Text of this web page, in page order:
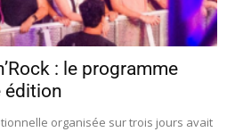
: le programme
édition
organisée sur trois jours avait